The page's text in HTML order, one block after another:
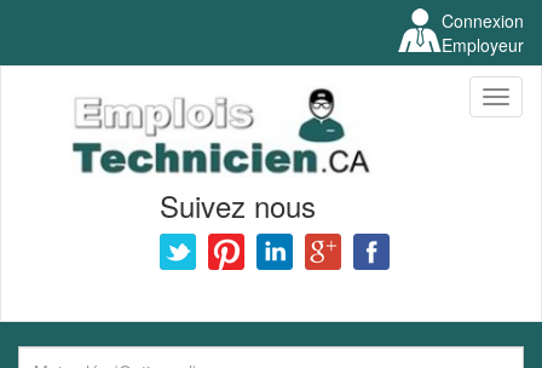
Connexion
Employeur
Suivez nous